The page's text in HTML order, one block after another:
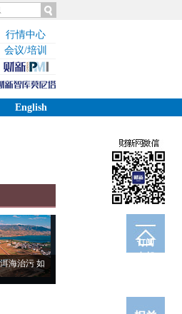
行情中心
会议/培训
English
订阅
电邮
海治污 如